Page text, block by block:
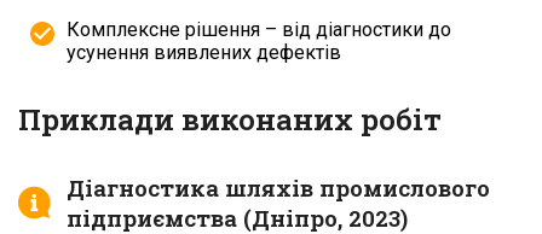
Комплексне рішення – від діагностики до
усунення виявлених дефектів
Приклади виконаних робіт
Діагностика шляхів промислового
підприємства (Дніпро, 2023)